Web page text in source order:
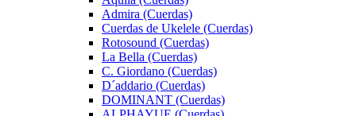
Admira (Cuerdas)
Cuerdas de Ukelele (Cuerdas)
Rotosound (Cuerdas)
La Bella (Cuerdas)
C. Giordano (Cuerdas)
D´addario (Cuerdas)
DOMINANT (Cuerdas)